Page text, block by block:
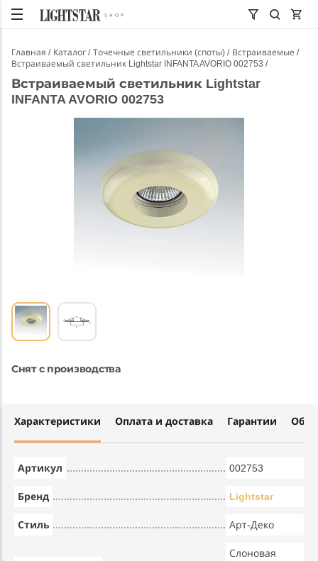
Главная Каталог Точечные светильники (споты)
Встраиваемые
Встраиваемый светильник Lightstar INFANTA AVORIO 002753
Встраиваемый светильник Lightstar
INFANTA AVORIO 002753
Снят с производства
Характеристики Оплата и доставка Гарантии
Артикул 002753
Бренд Lightstar
Стиль Арт-Деко
Слоновая